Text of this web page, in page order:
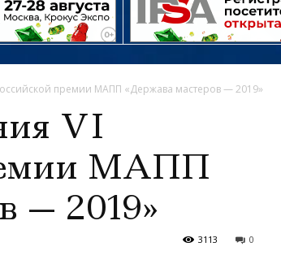
премии МАПП «Держава мастеров — 2019»
VI
МАПП
— 2019»
0
3113